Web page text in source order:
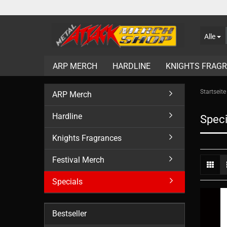
Alle
ARP MERCH HARDLINE KNIGHTS
Startseite
ARP Merch
Hardline
Knights Fragrances
Festival Merch
Specials
Bestseller